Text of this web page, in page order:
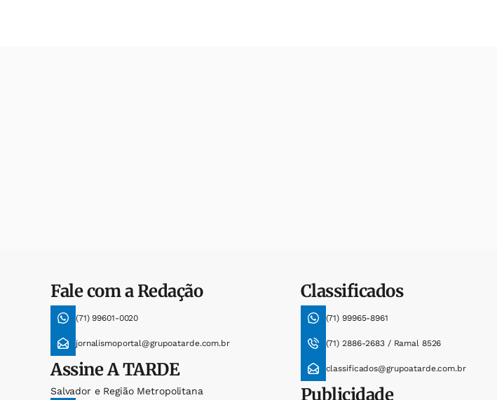
Fale com a Redação
(71) 99601-0020
jornalismoportal@grupoatarde.com.br
AssineA TARDE
Salvador e Região Metropolitana
Classificados
(71) 99965-8961
(71) 2886-2683 / Ramal 8526
classificados@grupoatarde.com.br
Publicidade